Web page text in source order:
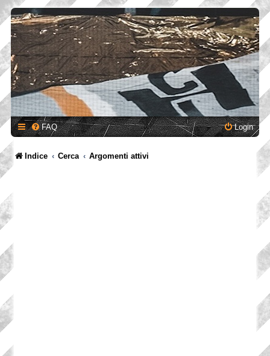
FAQ Login
Indice Cerca Argomenti attivi